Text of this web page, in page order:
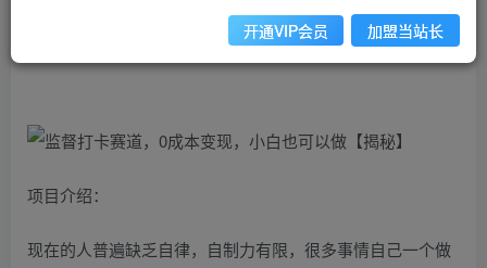
监督打卡赛道，0成本变现，小白也可以做【揭秘】
项目介绍：
现在的人普遍缺乏自律，自制力有限，很多事情自己一个做
开通VIP会员 加盟当站长